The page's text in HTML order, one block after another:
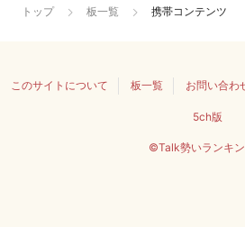
トップ 板一覧 携帯コンテンツ
このサイトについて 板一覧 お問い合わ
5ch版
©Talk勢いランキ